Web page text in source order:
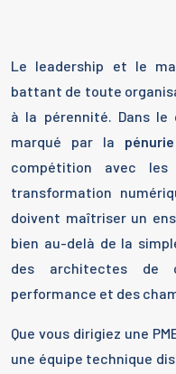
Le leadership et le
battant de toute
à la pérennité. Dans le
marqué par la
compétition avec
transformation
doivent maîtriser un
bien au-delà de la
des architectes de
performance et des
Que vous dirigiez une
une équipe technique